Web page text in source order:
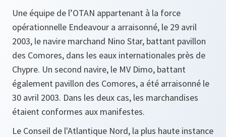
Une équipe de l’OTAN appartenant à la force
opérationnelle Endeavour a arraisonné, le 29 avril
2003, le navire marchand Nino Star, battant pavillon
des Comores, dans les eaux internationales près de
Chypre. Un second navire, le MV Dimo, battant
également pavillon des Comores, a été arraisonné le
30 avril 2003. Dans les deux cas, les marchandises
étaient conformes aux manifestes.
Le Conseil de l'Atlantique Nord, la plus haute instance